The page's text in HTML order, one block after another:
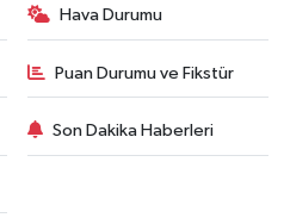
Hava Durumu
Puan Durumu ve Fikstür
Son Dakika Haberleri